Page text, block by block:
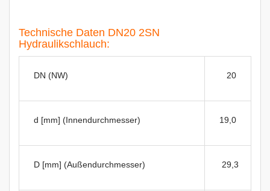
Technische Daten DN20 2SN
Hydraulikschlauch:
DN (NW) 20
d [mm] (Innendurchmesser) 19,0
D [mm] (Außendurchmesser) 29,3